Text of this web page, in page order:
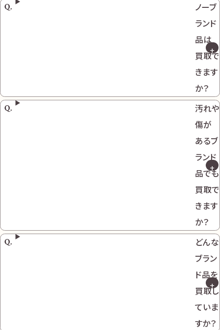
ノーブ
ランド
品は
買取で
きます
か？
汚れや
傷が
あるブ
ランド
品でも
買取で
きます
か？
どんな
ブラン
ド品を
買取し
ていま
すか？